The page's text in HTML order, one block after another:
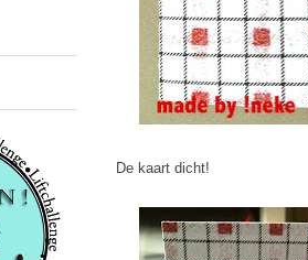
De kaart dicht!